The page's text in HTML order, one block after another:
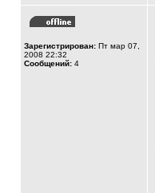
Зарегистрирован: Пт мар 07,
2008 22:32
Сообщений: 4